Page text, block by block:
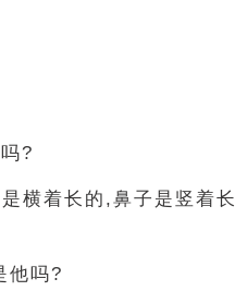
?
是横着长的,鼻子是竖着长
他吗?